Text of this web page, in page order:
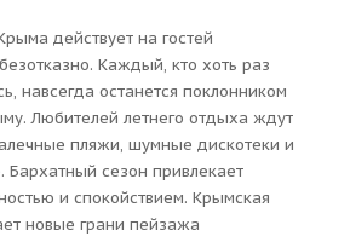
действует на гостей
Каждый, кто хоть раз
навсегда останется поклонником
Любителей летнего отдыха ждут
пляжи, шумные дискотеки и
сезон привлекает
и спокойствием. Крымская
новые грани пейзажа